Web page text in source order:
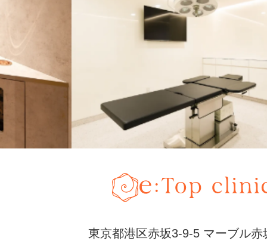
注入・肌育注射
ヒアルロン酸
婦人科
膣ヒアルロン酸
小陰唇縮小
東京都港区赤坂3-9-5 マーブル赤